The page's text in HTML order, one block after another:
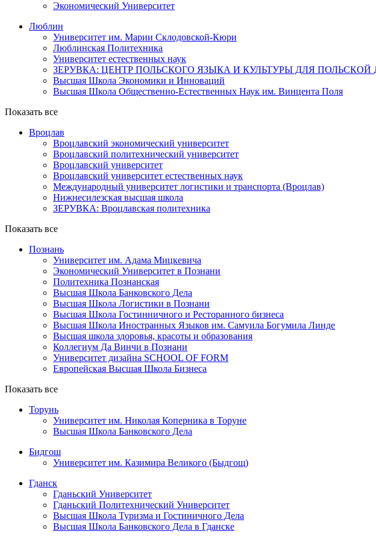
Экономический Университет
Люблин
Университет им. Марии Склодовской-Кюри
Люблинская Политехника
Университет естественных наук
ЗЕРУВКА: ЦЕНТР ПОЛЬСКОГО ЯЗЫКА И КУЛЬТУРЫ ДЛЯ
Высшая Школа Экономики и Инноваций
Высшая Школа Общественно-Естественных Наук им. Винцента Поля
Показать все
Вроцлав
Вроцлавский экономический университет
Вроцлавский политехнический университет
Вроцлавский университет
Вроцлавский университет естественных наук
Международный университет логистики и транспорта (Вроцлав)
Нижнесилезская высшая школа
ЗЕРУВКА: Вроцлавская политехника
Показать все
Познань
Университет им. Адама Мицкевича
Экономический Университет в Познани
Политехника Познанская
Высшая Школа Банковского Дела
Высшая Школа Логистики в Познани
Высшая Школа Гостинничного и Ресторанного бизнеса
Высшая Школа Иностранных Языков им. Самуила Богумила Линде
Высшая школа здоровья, красоты и образования
Коллегиум Да Винчи в Познани
Университет дизайна SCHOOL OF FORM
Европейская Высшая Школа Бизнеса
Показать все
Торунь
Университет им. Николая Коперника в Торуне
Высшая Школа Банковского Дела
Бидгош
Университет им. Казимира Великого (Быдгощ)
Гданск
Гданьский Университет
Гданьский Политехнический Университет
Высшая Школа Туризма и Гостиничного Дела
Высшая Школа Банковского Дела в Гданске